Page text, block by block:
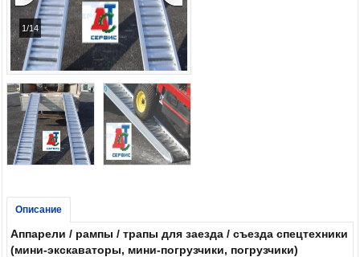
1/14
Описание
Аппарели / рампы / трапы для заезда / съезда спецтехники
(мини-экскаваторы, мини-погрузчики, погрузчики)